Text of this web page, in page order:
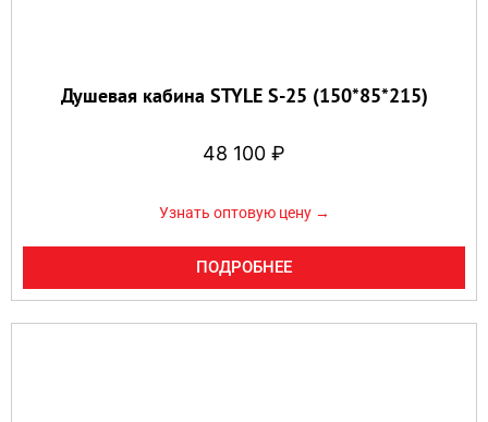
Душевая кабина STYLE S-25 (150*85*215)
48 100 ₽
Узнать оптовую цену →
ПОДРОБНЕЕ